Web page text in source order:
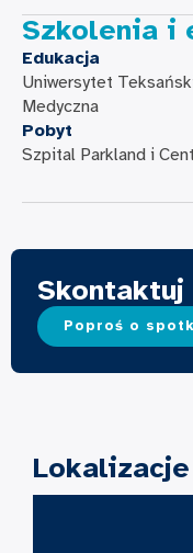
Szkolenia i
Edukacja
Uniwersytet
Medyczna
Pobyt
Szpital Parkland i
Poproś o
Lokalizacje